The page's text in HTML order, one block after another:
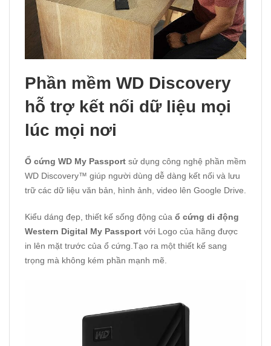
Phần mềm WD Discovery
hỗ trợ kết nối dữ liệu mọi
lúc mọi nơi
Ổ cứng WD My Passport sử dụng công nghệ phần mềm
WD Discovery™ giúp người dùng dễ dàng kết nối và lưu
trữ các dữ liệu văn bản, hình ảnh, video lên Google Drive.
Kiểu dáng đẹp, thiết kế sống động của ổ cứng di động
Western Digital My Passport với Logo của hãng được
in lên mặt trước của ổ cứng.Tạo ra một thiết kế sang
trọng mà không kém phần mạnh mẽ.